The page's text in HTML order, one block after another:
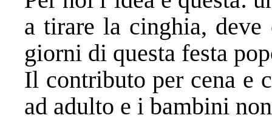
a tirare la cinghia, deve
giorni di questa festa
Il contributo per cena e
ad adulto e i bambini